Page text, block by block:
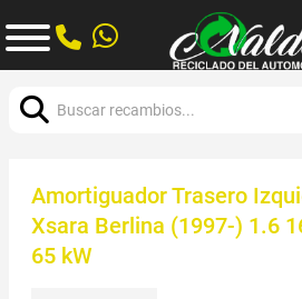
Amortiguador Trasero
Xsara Berlina (1997-) 1.6
65 kW